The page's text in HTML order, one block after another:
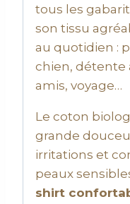
tous les
son tissu
au quotidien :
chien, détente
amis, voyage…
Le coton
grande
irritations et
peaux
shirt